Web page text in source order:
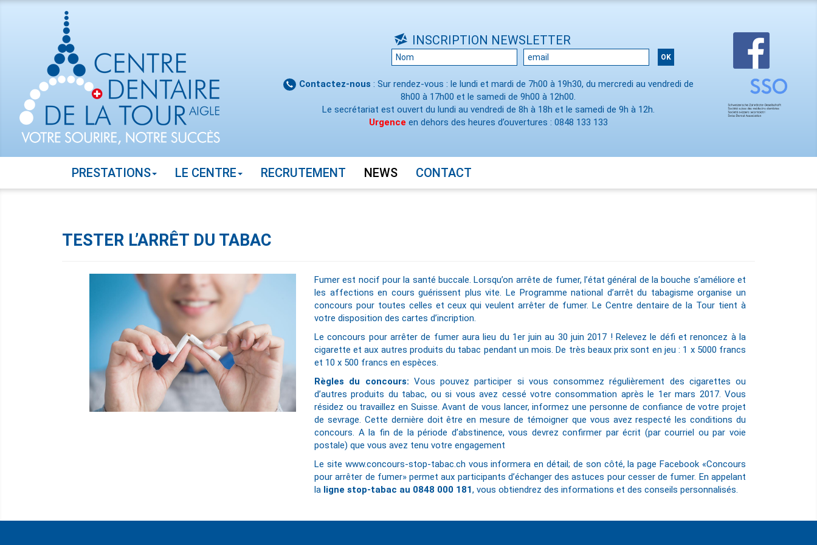
INSCRIPTION NEWSLETTER
Contactez-nous : Sur rendez-vous : le lundi et mardi de 7h00 à 19h30, du mercredi au vendredi de
8h00 à 17h00 et le samedi de 9h00 à 12h00.
Le secrétariat est ouvert du lundi au vendredi de 8h à 18h et le samedi de 9h à 12h.
Urgence en dehors des heures d’ouvertures : 0848 133 133
PRESTATIONS LE CENTRE RECRUTEMENT NEWS CONTACT
TESTER L’ARRÊT DU TABAC
Fumer est nocif pour la santé buccale. Lorsqu’on arrête de fumer, l’état général de la bouche s’améliore et
les affections en cours guérissent plus vite. Le Programme national d’arrêt du tabagisme organise un
concours pour toutes celles et ceux qui veulent arrêter de fumer. Le Centre dentaire de la Tour tient à
votre disposition des cartes d’incription.
Le concours pour arrêter de fumer aura lieu du 1er juin au 30 juin 2017 ! Relevez le défi et renoncez à la
cigarette et aux autres produits du tabac pendant un mois. De très beaux prix sont en jeu : 1 x 5000 francs
et 10 x 500 francs en espèces.
Règles du concours: Vous pouvez participer si vous consommez régulièrement des cigarettes ou
d’autres produits du tabac, ou si vous avez cessé votre consommation après le 1er mars 2017. Vous
résidez ou travaillez en Suisse. Avant de vous lancer, informez une personne de confiance de votre projet
de sevrage. Cette dernière doit être en mesure de témoigner que vous avez respecté les conditions du
concours. A la fin de la période d’abstinence, vous devrez confirmer par écrit (par courriel ou par voie
postale) que vous avez tenu votre engagement
Le site www.concours-stop-tabac.ch vous informera en détail; de son côté, la page Facebook «Concours
pour arrêter de fumer» permet aux participants d’échanger des astuces pour cesser de fumer. En appelant
la ligne stop-tabac au 0848 000 181, vous obtiendrez des informations et des conseils personnalisés.